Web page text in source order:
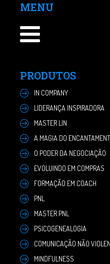
MENU
PRODUTOS
IN COMPANY
LIDERANÇA INSPIRADORA
MASTER LIN
A MAGIA DO
O PODER DA NEGOCIAÇÃO
EVOLUINDO EM COMPRAS
FORMAÇÃO EM COACH
PNL
MASTER PNL
PSICOGENEALOGIA
COMUNICAÇÃO NÃO
MINDFULNESS